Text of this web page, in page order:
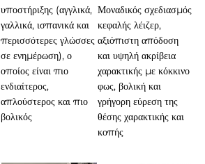
υποστήριξης (αγγλικά,
γαλλικά, ισπανικά και
περισσότερες γλώσσες
σε ενημέρωση), ο
οποίος είναι πιο
ενδιαίτερος,
απλούστερος και πιο
βολικός
Μοναδικός σχεδιασμός
κεφαλής λέιζερ,
αξιόπιστη απόδοση
και υψηλή ακρίβεια
χαρακτικής με κόκκινο
φως, βολική και
γρήγορη εύρεση της
θέσης χαρακτικής και
κοπής